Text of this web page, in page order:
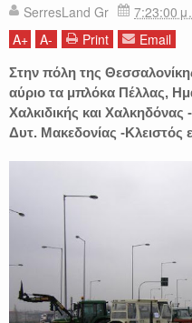
SerresLand Gr
7:23:00
A+ A- Print Email
Στην πόλη της
αύριο τα μπλόκα Πέλλας,
Χαλκιδικής και Χαλκηδόνας
Δυτ. Μακεδονίας -